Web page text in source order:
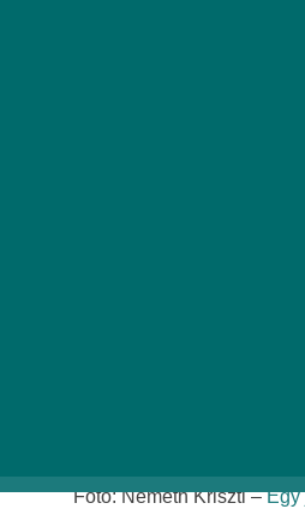
Fotó: Németh Kriszti –Egy